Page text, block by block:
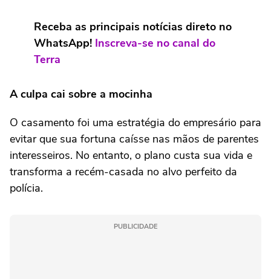
Receba as principais notícias direto no
WhatsApp! Inscreva-se no canal do
Terra
A culpa cai sobre a mocinha
O casamento foi uma estratégia do empresário para
evitar que sua fortuna caísse nas mãos de parentes
interesseiros. No entanto, o plano custa sua vida e
transforma a recém-casada no alvo perfeito da
polícia.
PUBLICIDADE